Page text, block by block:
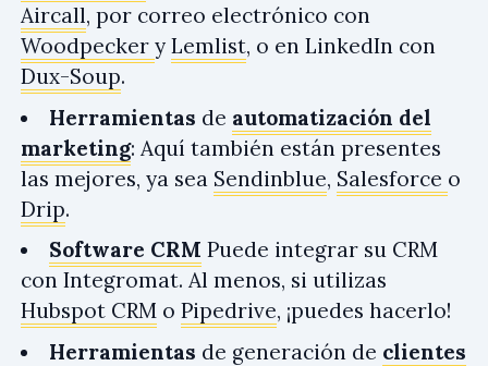
Aircall, por correo electrónico con
Woodpecker y Lemlist, o en LinkedIn con
Dux-Soup.
Herramientas de automatización del
marketing: Aquí también están presentes
las mejores, ya sea Sendinblue, Salesforce o
Drip.
Software CRM Puede integrar su CRM
con Integromat. Al menos, si utilizas
Hubspot CRM o Pipedrive, ¡puedes hacerlo!
Herramientas de generación de clientes